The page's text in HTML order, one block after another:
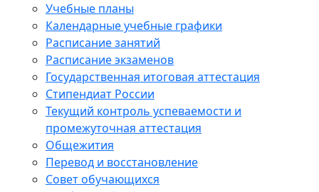
Учебные планы
Календарные учебные графики
Расписание занятий
Расписание экзаменов
Государственная итоговая аттестация
Стипендиат России
Текущий контроль успеваемости и
промежуточная аттестация
Общежития
Перевод и восстановление
Совет обучающихся